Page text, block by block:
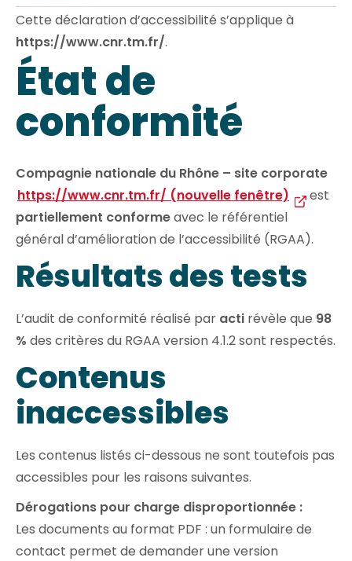
Cette déclaration d’accessibilité s’applique à
https://www.cnr.tm.fr/.
État de
conformité
Compagnie nationale du Rhône – site corporate
https://www.cnr.tm.fr/ (nouvelle fenêtre)
est
partiellement conformeavec le référentiel
général d’amélioration de l’accessibilité (RGAA).
Résultats des tests
L’audit de conformité réalisé par acti révèle que 98
% des critères du RGAA version 4.1.2 sont respectés.
Contenus
inaccessibles
Les contenus listés ci-dessous ne sont toutefois pas
accessibles pour les raisons suivantes.
Dérogations pour charge disproportionnée :
Les documents au format PDF : un formulaire de
contact permet de demander une version